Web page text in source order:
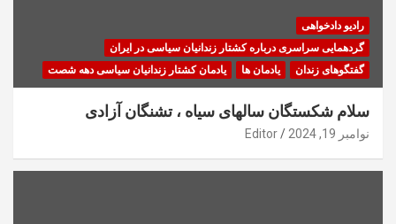
رادیو دادخواهی
گردهمایی سراسری درباره کشتار زندانیان سیاسی در ایران
گفتگوهای زندان
یادمان ها یادمان کشتار زندانیان سیاسی دهه شصت
سلام شکستگان سالهای سیاه ، تشنگان آزادی
نوامبر 19, 2024 Editor